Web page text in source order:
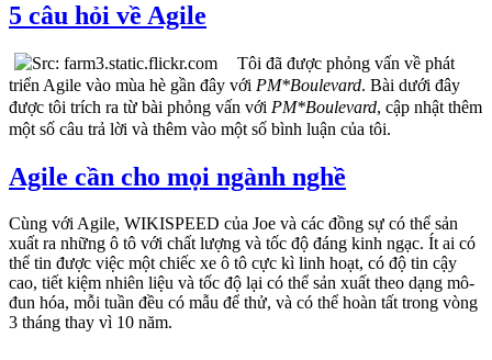
5 câu hỏi về Agile
Tôi đã được phỏng vấn về phát
triển Agile vào mùa hè gần đây với PM*Boulevard. Bài dưới đây
được tôi trích ra từ bài phỏng vấn với PM*Boulevard, cập nhật thêm
một số câu trả lời và thêm vào một số bình luận của tôi.
Agile cần cho mọi ngành nghề
Cùng với Agile, WIKISPEED của Joe và các đồng sự có thể sản
xuất ra những ô tô với chất lượng và tốc độ đáng kinh ngạc. Ít ai có
thể tin được việc một chiếc xe ô tô cực kì linh hoạt, có độ tin cậy
cao, tiết kiệm nhiên liệu và tốc độ lại có thể sản xuất theo dạng mô-
đun hóa, mỗi tuần đều có mẫu để thử, và có thể hoàn tất trong vòng
3 tháng thay vì 10 năm.